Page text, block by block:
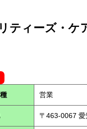
ティーズ・ケ
営業
〒463-0067